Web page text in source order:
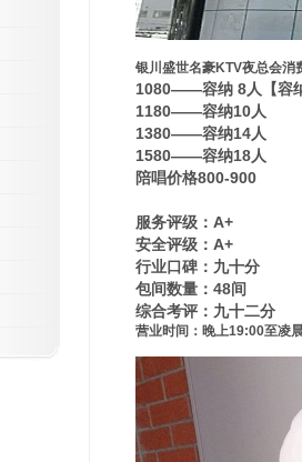
银川盛世名豪KTV夜总会消
1080——容纳 8人【容
1180——容纳10人
1380——容纳14人
1580——容纳18人
陪唱价格800-900
服务评级：A+
安全评级：A+
行业口碑：九十分
包间数量：48间
综合考评：九十二分
营业时间：晚上19:00至凌